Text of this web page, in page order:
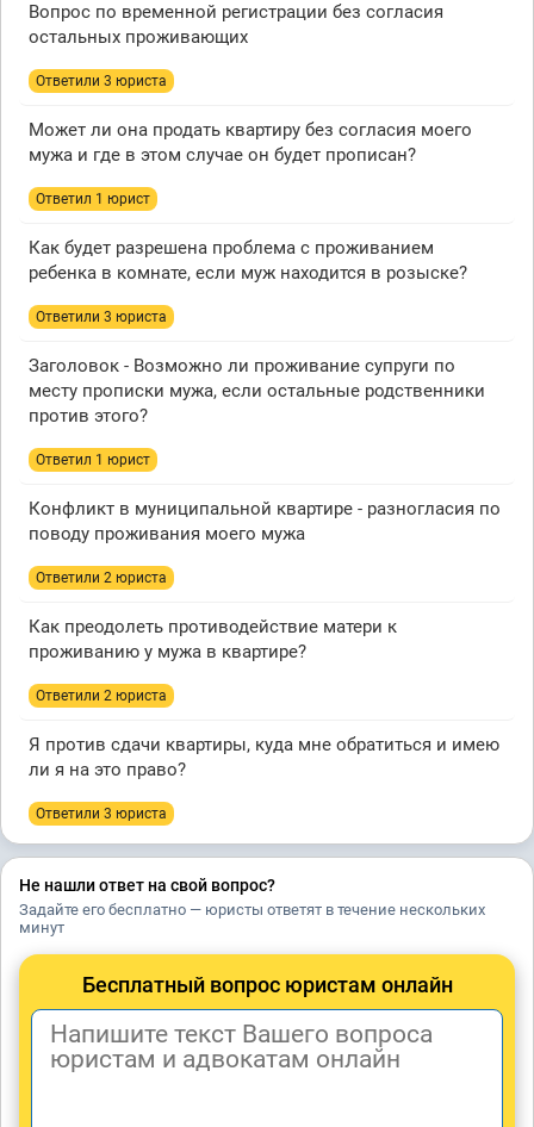
Вопрос по временной регистрации без согласия
остальных проживающих
Ответили 3 юристa
Может ли она продать квартиру без согласия моего
мужа и где в этом случае он будет прописан?
Ответил 1 юрист
Как будет разрешена проблема с проживанием
ребенка в комнате, если муж находится в розыске?
Ответили 3 юристa
Заголовок - Возможно ли проживание супруги по
месту прописки мужа, если остальные родственники
против этого?
Ответил 1 юрист
Конфликт в муниципальной квартире - разногласия по
поводу проживания моего мужа
Ответили 2 юристa
Как преодолеть противодействие матери к
проживанию у мужа в квартире?
Ответили 2 юристa
Я против сдачи квартиры, куда мне обратиться и имею
ли я на это право?
Ответили 3 юристa
Не нашли ответ на свой вопрос?
Задайте его бесплатно — юристы ответят в течение нескольких
минут
Бесплатный вопрос юристам онлайн